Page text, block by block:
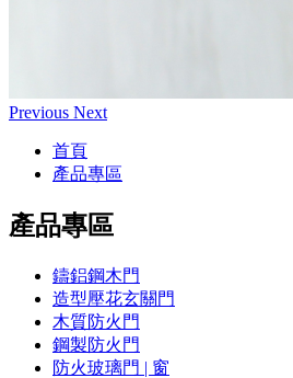
Previous Next
首頁
產品專區
產品專區
鑄鋁鋼木門
造型壓花玄關門
木質防火門
鋼製防火門
防火玻璃門 | 窗